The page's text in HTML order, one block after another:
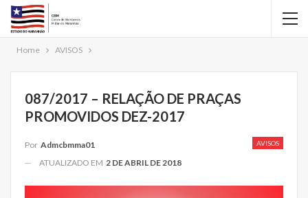
Home AVISOS
087/2017 – RELAÇÃO DE PRAÇAS
PROMOVIDOS DEZ-2017
AVISOS
Por Admcbmma01
ATUALIZADO EM 2 DE ABRIL DE 2018